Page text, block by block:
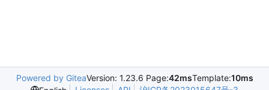
Powered by GiteaVersion: 1.23.6 Page:42msTemplate:10ms